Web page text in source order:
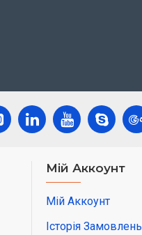
Мій Аккоунт
Мій Аккоунт
Історія Замовлень